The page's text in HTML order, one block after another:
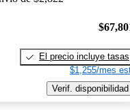
El precio incluye tasas
$1,255/mes
Verif. disponibilidad